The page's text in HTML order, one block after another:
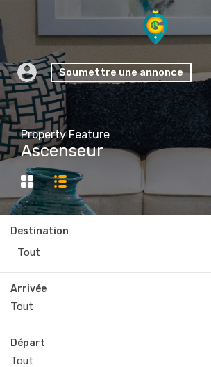
Soumettre une annonce
Property Feature
Ascenseur
Destination
Tout
Arrivée
Départ